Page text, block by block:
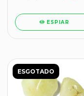
ESPIAR
ESGOTADO